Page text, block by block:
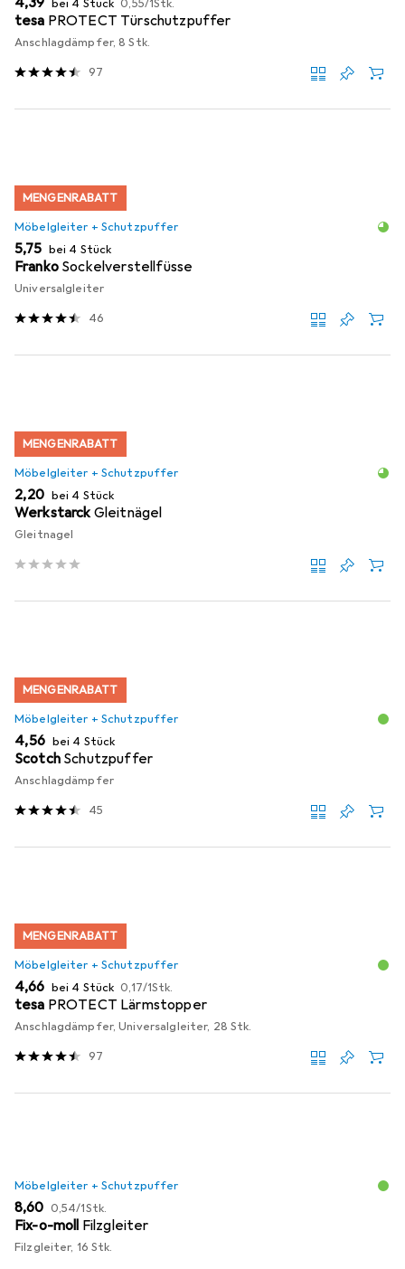
bei 4 Stück 0,55/1Stk.
tesa PROTECT Türschutzpuffer
Anschlagdämpfer, 8 Stk.
97
MENGENRABATT
Möbelgleiter + Schutzpuffer
EUR
5,75 bei 4 Stück
Franko Sockelverstellfüsse
Universalgleiter
46
MENGENRABATT
Möbelgleiter + Schutzpuffer
EUR
2,20 bei 4 Stück
WerkstarckGleitnägel
Gleitnagel
MENGENRABATT
Möbelgleiter + Schutzpuffer
EUR
4,56 bei 4 Stück
Scotch Schutzpuffer
Anschlagdämpfer
45
MENGENRABATT
Möbelgleiter + Schutzpuffer
EUR
4,66 bei 4 Stück EUR
0,17/1Stk.
tesa PROTECT Lärmstopper
Anschlagdämpfer, Universalgleiter, 28 Stk.
97
Möbelgleiter + Schutzpuffer
EUR
8,60 EUR
0,54/1Stk.
Fix-o-moll Filzgleiter
Filzgleiter, 16 Stk.